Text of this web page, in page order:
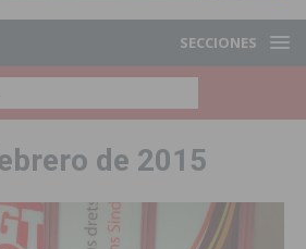
SECCIONES
de 2015